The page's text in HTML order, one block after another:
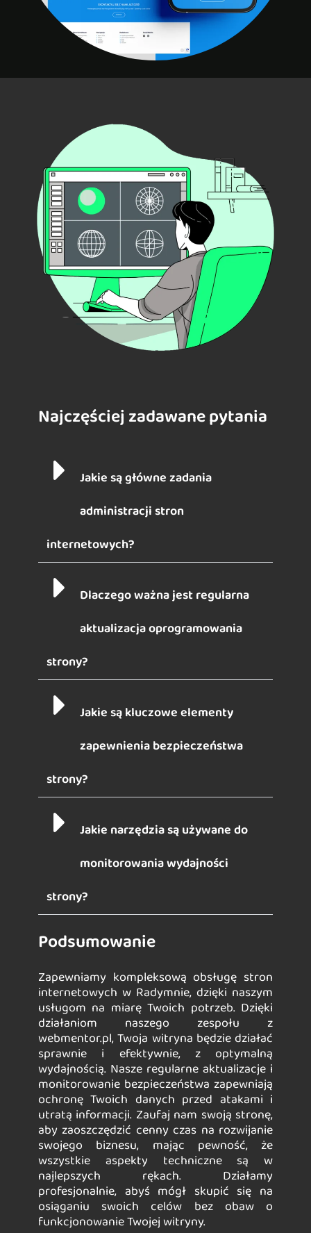
Najczęściej zadawane pytania
Jakie są główne zadania
administracji stron
internetowych?
Dlaczego ważna jest regularna
aktualizacja oprogramowania
strony?
Jakie są kluczowe elementy
zapewnienia bezpieczeństwa
strony?
Jakie narzędzia są używane do
monitorowania wydajności
strony?
Podsumowanie
Zapewniamy kompleksową obsługę stron
internetowych w Radymnie, dzięki naszym
usługom na miarę Twoich potrzeb. Dzięki
działaniom naszego zespołu z
webmentor.pl, Twoja witryna będzie działać
sprawnie i efektywnie, z optymalną
wydajnością. Nasze regularne aktualizacje i
monitorowanie bezpieczeństwa zapewniają
ochronę Twoich danych przed atakami i
utratą informacji. Zaufaj nam swoją stronę,
aby zaoszczędzić cenny czas na rozwijanie
swojego biznesu, mając pewność, że
wszystkie aspekty techniczne są w
najlepszych rękach. Działamy
profesjonalnie, abyś mógł skupić się na
osiąganiu swoich celów bez obaw o
funkcjonowanie Twojej witryny.